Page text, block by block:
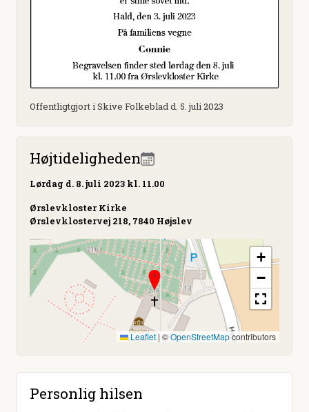
Offentligtgjort i Skive Folkeblad d. 5. juli 2023
Højtideligheden
Lørdag d. 8. juli 2023 kl. 11.00
Ørslevkloster Kirke
Ørslevklostervej 218, 7840 Højslev
+
−
Leaflet | ©OpenStreetMapcontributors
Personlig hilsen